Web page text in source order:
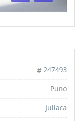
AnteriorSiguiente
247493
Puno
Juliaca